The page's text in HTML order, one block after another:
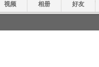
视频 相册 好友